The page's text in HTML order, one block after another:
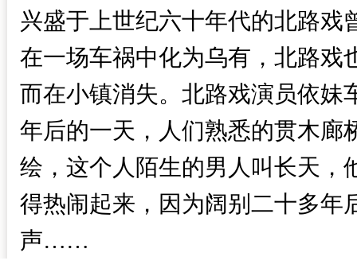
兴盛于上世纪六十年代的北路戏
在一场车祸中化为乌有，北路戏
而在小镇消失。北路戏演员依妹
年后的一天，人们熟悉的贯木廊
绘，这个人陌生的男人叫长天，
得热闹起来，因为阔别二十多年
声……